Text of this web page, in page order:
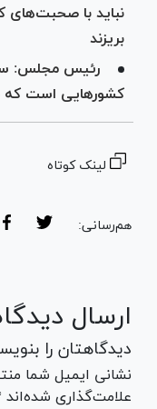
نباید با صحبت‌های که
بریزند
رئیس مجلس:
کشور‌هایی است که
لینک کوتاه
هم‌رسانی:
ارسال
دیدگاهتان را
نشانی ایمیل شما
علامت‌گذاری شده‌اند